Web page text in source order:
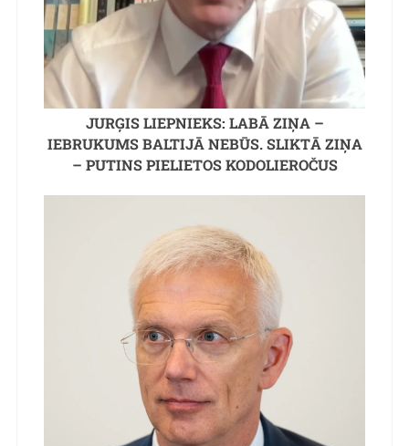
JURĢIS LIEPNIEKS: LABĀ ZIŅA –
IEBRUKUMS BALTIJĀ NEBŪS. SLIKTĀ ZIŅA
– PUTINS PIELIETOS KODOLIEROČUS